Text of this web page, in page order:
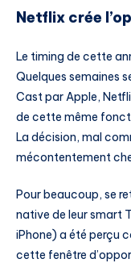
Netflix crée
Le timing de cette
Quelques semaines
Cast par Apple,
de cette même
La décision, mal
mécontentement
Pour beaucoup, se
native de leur smart
iPhone) a été perçu
cette fenêtre